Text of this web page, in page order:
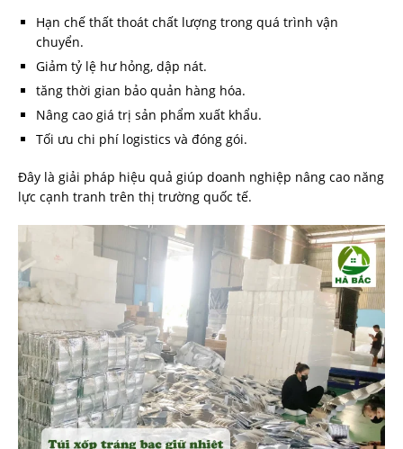
Hạn chế thất thoát chất lượng trong quá trình vận
chuyển.
Giảm tỷ lệ hư hỏng, dập nát.
tăng thời gian bảo quản hàng hóa.
Nâng cao giá trị sản phẩm xuất khẩu.
Tối ưu chi phí logistics và đóng gói.
Đây là giải pháp hiệu quả giúp doanh nghiệp nâng cao năng
lực cạnh tranh trên thị trường quốc tế.